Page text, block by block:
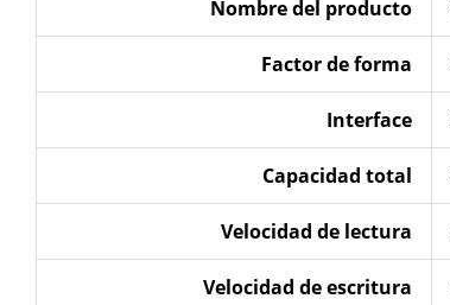
Nombre del producto
Factor de forma
Interface
Capacidad total
Velocidad de lectura
Velocidad de escritura